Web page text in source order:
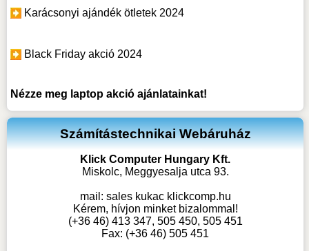
Karácsonyi ajándék ötletek 2024
Black Friday akció 2024
Nézze meg laptop akcióajánlatainkat!
Számítástechnikai Webáruház
Klick Computer Hungary Kft.
Miskolc, Meggyesalja utca 93.
mail: sales kukac klickcomp.hu
Kérem, hívjon minket bizalommal!
(+36 46) 413 347, 505 450, 505 451
Fax: (+36 46) 505 451